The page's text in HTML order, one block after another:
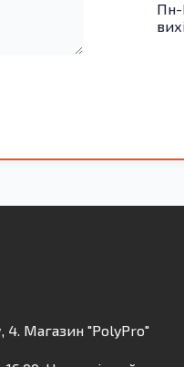
Пн-
4. Магазин "PolyPro"